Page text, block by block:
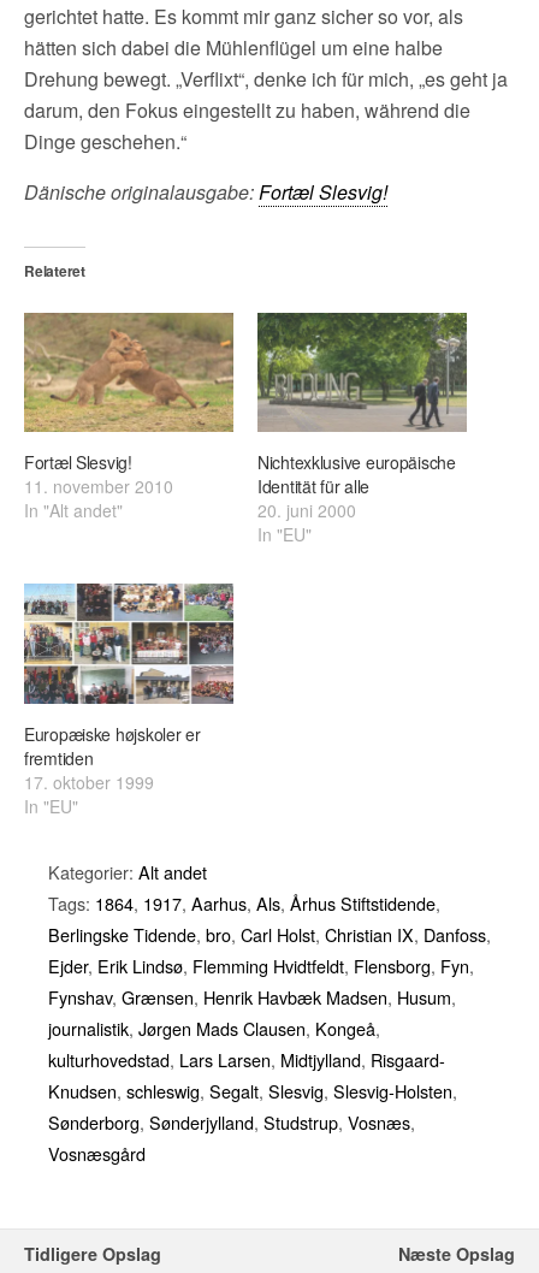
gerichtet hatte. Es kommt mir ganz sicher so vor, als
hätten sich dabei die Mühlenflügel um eine halbe
Drehung bewegt. „Verflixt“, denke ich für mich, „es geht ja
darum, den Fokus eingestellt zu haben, während die
Dinge geschehen.“
Dänische originalausgabe:Fortæl Slesvig!
Relateret
Fortæl Slesvig!
11. november 2010
In "Alt andet"
Nichtexklusive europäische
Identität für alle
20. juni 2000
In "EU"
Europæiske højskoler er
fremtiden
17. oktober 1999
In "EU"
Kategorier: Alt andet
Tags: 1864, 1917, Aarhus, Als, Århus Stiftstidende,
Berlingske Tidende, bro, Carl Holst, Christian IX, Danfoss,
Ejder, Erik Lindsø, Flemming Hvidtfeldt, Flensborg, Fyn,
Fynshav, Grænsen, Henrik Havbæk Madsen, Husum,
journalistik, Jørgen Mads Clausen, Kongeå,
kulturhovedstad, Lars Larsen, Midtjylland, Risgaard-
Knudsen, schleswig, Segalt, Slesvig, Slesvig-Holsten,
Sønderborg, Sønderjylland, Studstrup, Vosnæs,
Vosnæsgård
Tidligere Opslag Næste Opslag